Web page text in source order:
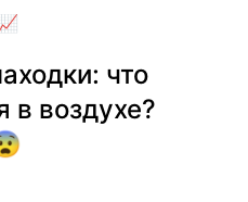
что
в воздухе?